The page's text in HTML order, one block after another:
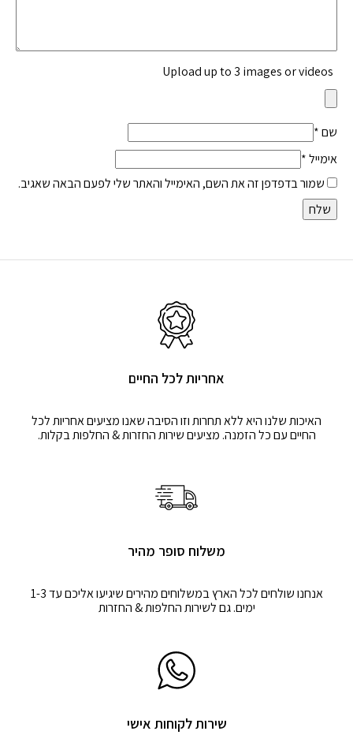
Upload up to 3 images or videos
שם*
אימייל*
שמור בדפדפן זה את השם, האימייל והאתר שלי לפעם הבאה שאגיב.
אחריות לכל החיים
האיכות שלנו היא ללא תחרות וזו הסיבה שאנו מציעים אחריות לכל
החיים עם כל הזמנה. מציעים שירות החזרות & החלפות בקלות.
משלוח סופר מהיר
אנחנו שולחים לכל הארץ במשלוחים מהירים שיגיעו אליכם עד 1-3
ימים. גם לשירות החלפות & החזרות
שירות לקוחות אישי